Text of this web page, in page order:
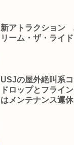
新アトラクション
リーム・ザ・ライ
USJの屋外絶叫系
ドロップとフライ
はメンテナンス運